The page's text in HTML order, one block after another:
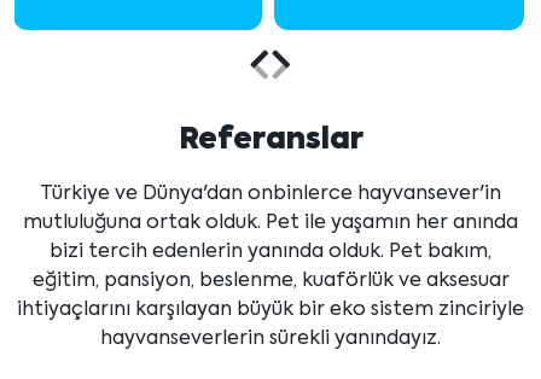
Önceki
içeriği
göster
içeriği
göster
Referanslar
Türkiye ve Dünya'dan onbinlerce hayvansever'in
mutluluğuna ortak olduk. Pet ile yaşamın her anında
bizi tercih edenlerin yanında olduk. Pet bakım,
eğitim, pansiyon, beslenme, kuaförlük ve aksesuar
ihtiyaçlarını karşılayan büyük bir eko sistem zinciriyle
hayvanseverlerin sürekli yanındayız.